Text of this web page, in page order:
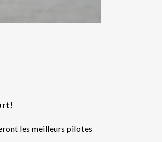
les meilleurs pilotes